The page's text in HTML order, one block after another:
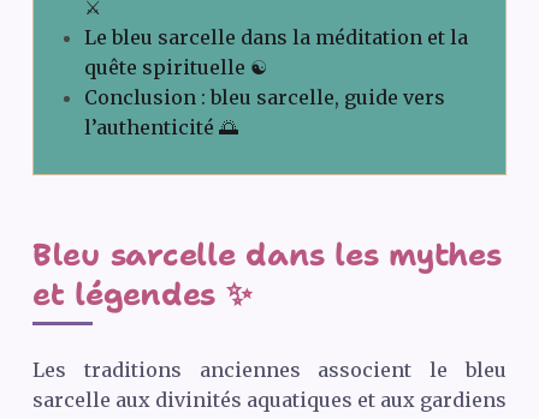
⚔️
Le bleu sarcelle dans la méditation et la
quête spirituelle ☯️
Conclusion : bleu sarcelle, guide vers
l’authenticité 🌅
Bleu sarcelle dans les mythes
et légendes ✨
Les traditions anciennes associent le bleu
sarcelle aux divinités aquatiques et aux gardiens